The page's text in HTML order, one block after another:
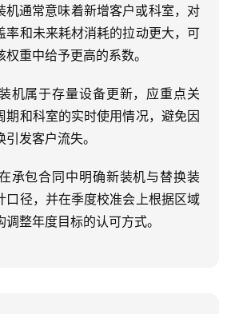
机通常意味着新增客户或科室，对
率和未来耗材消耗的拉动更大，可
权重中给予更高的系数。
机属于存量设备更新，应重点关
期和科室的实时使用情况，避免因
发客户流失。
承包合同中明确新装机与替换装
口径，并在季度校准会上根据区域
调整年度目标的认可方式。